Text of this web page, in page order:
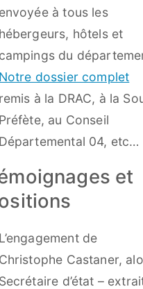
envoyée à tous les
hébergeurs, hôtels et
campings du
Notre dossier complet
remis à la DRAC, à la
Préfète, au Conseil
Départemental 04, etc…​​
et
L’engagement de
Christophe Castaner,
Secrétaire d’état –